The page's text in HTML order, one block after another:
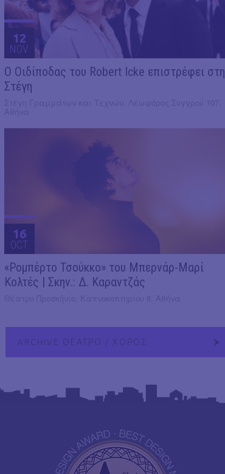
12
NOV
O Οιδίποδας του Robert Icke επιστρέφει στη
Στέγη
16
OCT
«Ρομπέρτο Τσούκκο» του Μπερνάρ-Μαρί
Κολτές | Σκην.: Δ. Καραντζάς
ARCHIVE ΘΕΑΤΡΟ / ΧΟΡΟΣ